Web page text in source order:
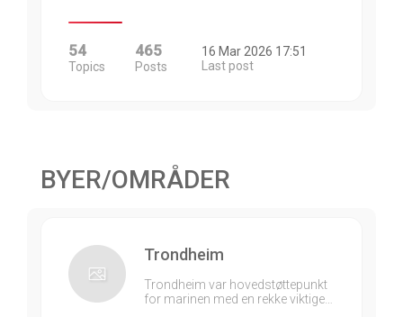
54
Topics
465
Posts
16 Mar 2026 17:51
Last post
BYER/OMRÅDER
Trondheim
Trondheim var hovedstøttepunkt
for marinen med en rekke viktige…